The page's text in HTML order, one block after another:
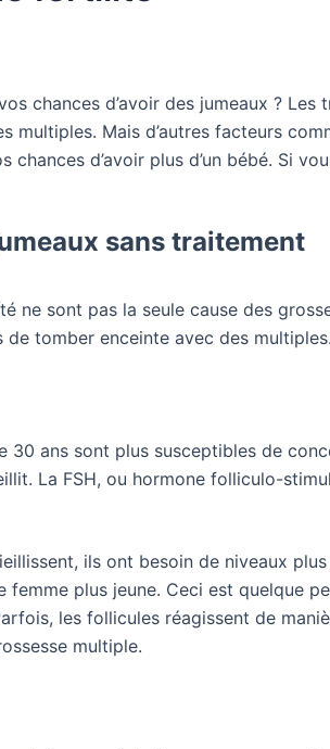
chances d’avoir des jumeaux ?
multiples. Mais d’autres facteurs
chances d’avoir plus d’un bébé. Si
sans traitement
ne sont pas la seule cause des
de tomber enceinte avec des
30 ans sont plus susceptibles de
La FSH, ou hormone folliculo-
ils ont besoin de niveaux
femme plus jeune. Ceci est quelque
les follicules réagissent de
multiple.